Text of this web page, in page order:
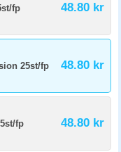
fp 48.80 kr
25st/fp 48.80 kr
fp 48.80 kr